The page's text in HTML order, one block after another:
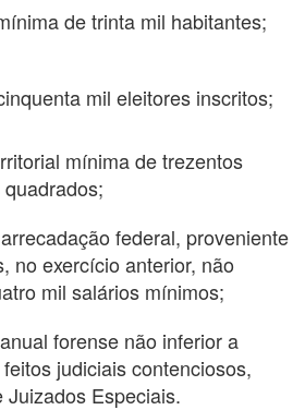
de trinta mil habitantes;
mil eleitores inscritos;
mínima de trezentos
federal, proveniente
no exercício anterior, não
mil salários mínimos;
forense não inferior a
judiciais contenciosos,
Juizados Especiais.